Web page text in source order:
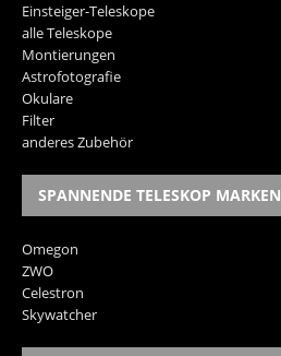
Einsteiger-Teleskope
alle Teleskope
Montierungen
Astrofotografie
Okulare
Filter
anderes Zubehör
SPANNENDE TELESKOP MARKEN
Omegon
ZWO
Celestron
Skywatcher